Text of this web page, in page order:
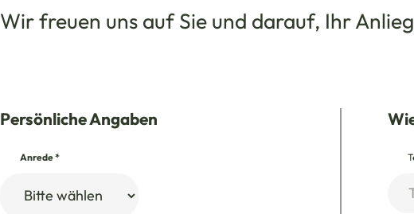
Wir freuen uns auf Sie und darauf, Ihr
Persönliche Angaben
Anrede*